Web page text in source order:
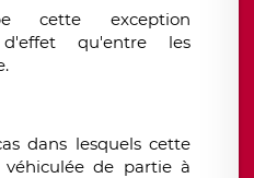
cette exception
qu'entre les
dans lesquels cette
de partie à